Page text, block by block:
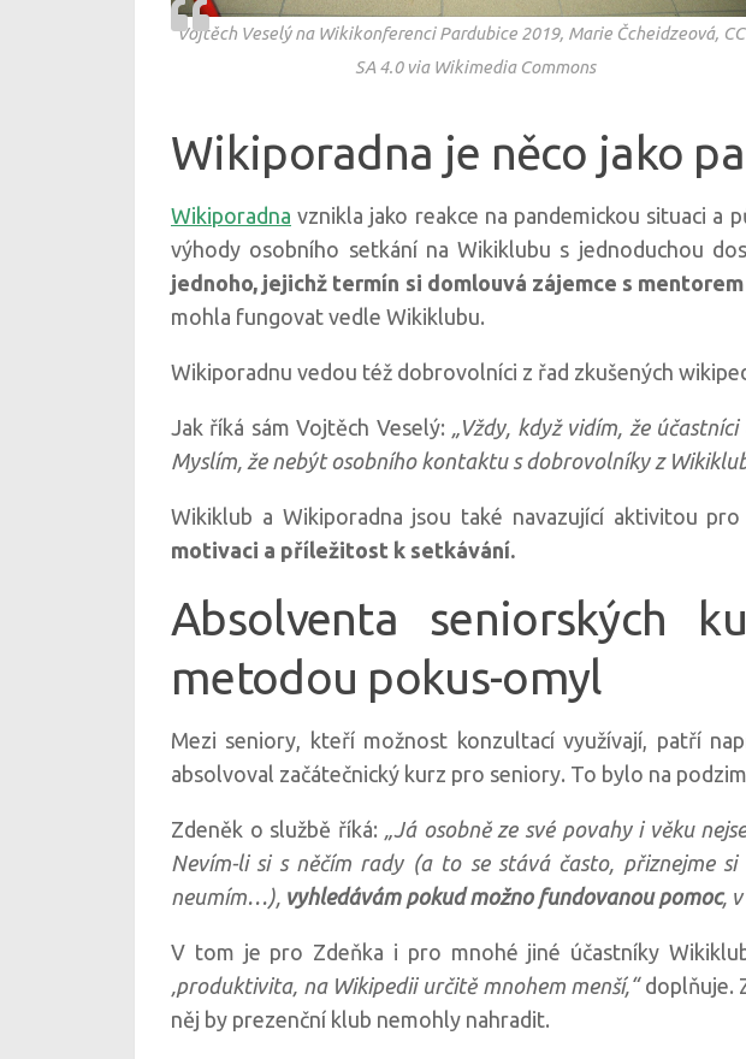
Vojtěch Veselý na Wikikonferenci Pardubice 2019, Marie Čcheidzeová, CC
SA 4.0 via Wikimedia Commons
Wikiporadna je něco jako
Wikiporadna vznikla jako reakce na pandemickou situaci a
výhody osobního setkání na Wikiklubu s jednoduchou
jednoho, jejichž termín si domlouvá zájemce s
mohla fungovat vedle Wikiklubu.
Wikiporadnu vedou též dobrovolníci z řad zkušených
Jak říká sám Vojtěch Veselý: „Vždy, když vidím, že
Myslím, že nebýt osobního kontaktu s dobrovolníky z
Wikiklub a Wikiporadna jsou také navazující aktivitou
motivaci a příležitost k setkávání.
Absolventa seniorských
metodou pokus-omyl
Mezi seniory, kteří možnost konzultací využívají, patří
absolvoval začátečnický kurz pro seniory. To bylo na
Zdeněk o službě říká:
„Já osobně ze své povahy i věku
Nevím-li si s něčím rady (a to se stává často, přiznejme
neumím…), vyhledávám pokud možno fundovanou pomoc,
V tom je pro Zdeňka i pro mnohé jiné účastníky
‚produktivita‚ na Wikipedii určitě mnohem menší,“ doplňuje.
něj by prezenční klub nemohly nahradit.